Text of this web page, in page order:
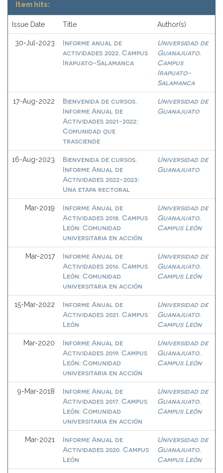
Item hits:
Issue Date Title Author(s)
30-Jul-2023
Informe anual de
actividades 2022. Campus
Irapuato-Salamanca
Universidad de
Guanajuato.
Campus
Irapuato-
Salamanca
17-Aug-2022
Bienvenida de cursos.
Informe Anual de
Actividades 2021-2022:
Comunidad que
trasciende
Universidad de
Guanajuato
16-Aug-2023
Bienvenida de cursos.
Informe Anual de
Actividades 2022-2023:
Una etapa rectoral
Universidad de
Guanajuato
Mar-2019
Informe Anual de
Actividades 2018. Campus
León: Comunidad
universitaria en acción
Universidad de
Guanajuato.
Campus León
Mar-2017
Informe Anual de
Actividades 2016. Campus
León: Comunidad
universitaria en acción
Universidad de
Guanajuato.
Campus León
15-Mar-2022
Informe Anual de
Actividades 2021. Campus
León
Universidad de
Guanajuato.
Campus León
Mar-2020
Informe Anual de
Actividades 2019. Campus
León: Comunidad
universitaria en acción
Universidad de
Guanajuato.
Campus León
9-Mar-2018
Informe Anual de
Actividades 2017. Campus
León: Comunidad
universitaria en acción
Universidad de
Guanajuato.
Campus León
Mar-2021
Informe Anual de
Actividades 2020. Campus
León
Universidad de
Guanajuato.
Campus León